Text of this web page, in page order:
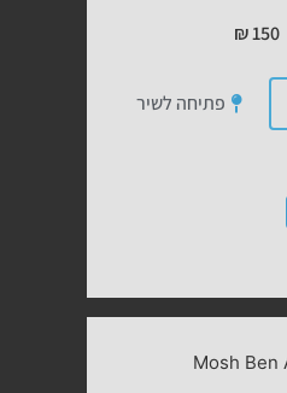
₪150
פתיחה לשיר
Mosh Ben